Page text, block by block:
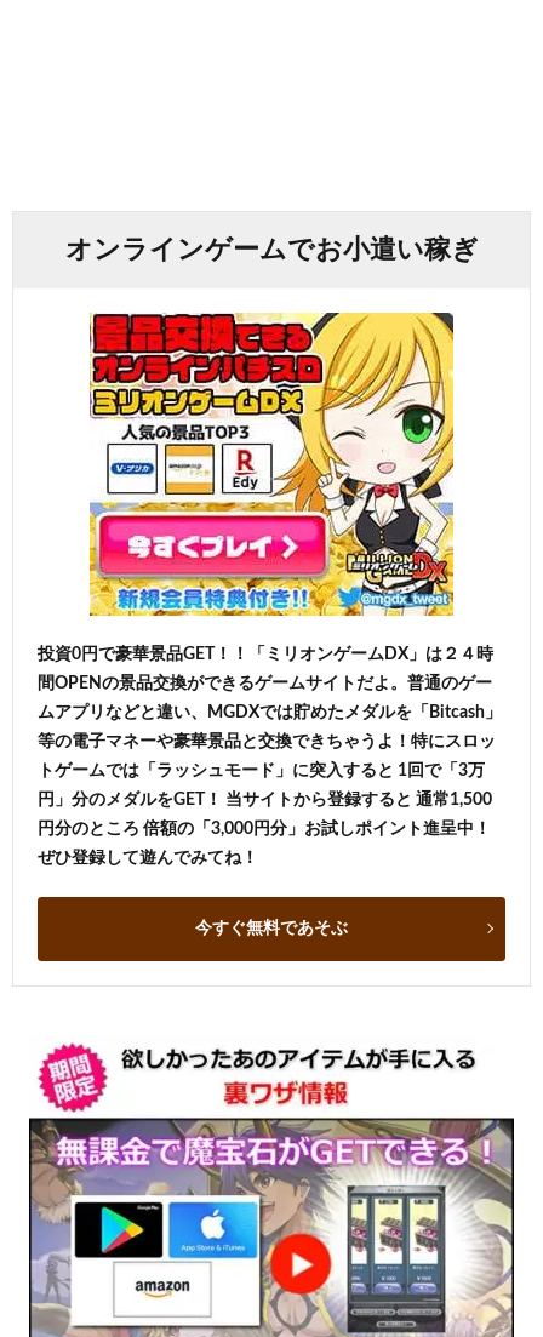
オンラインゲームでお小遣い稼ぎ
投資0円で豪華景品GET！！「ミリオンゲームDX」は２４時
間OPENの景品交換ができるゲームサイトだよ。普通のゲー
ムアプリなどと違い、MGDXでは貯めたメダルを「Bitcash」
等の電子マネーや豪華景品と交換できちゃうよ！特にスロッ
トゲームでは「ラッシュモード」に突入すると 1回で「3万
円」分のメダルをGET！ 当サイトから登録すると 通常1,500
円分のところ 倍額の「3,000円分」お試しポイント進呈中！
ぜひ登録して遊んでみてね！
今すぐ無料であそぶ